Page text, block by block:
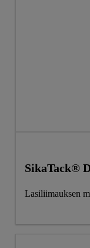
SikaTack®
Lasiliimauksen